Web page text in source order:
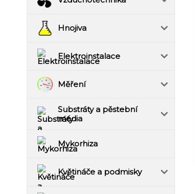
Hnojiva
Elektroinstalace
Měření
Substráty a pěstební
média
Mykorhiza
Květináče a podmisky